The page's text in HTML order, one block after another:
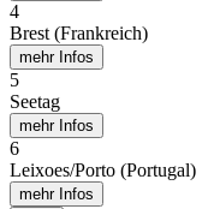
4
Brest (Frankreich)
mehr Infos
5
Seetag
mehr Infos
6
Leixoes/Porto (Portugal)
mehr Infos